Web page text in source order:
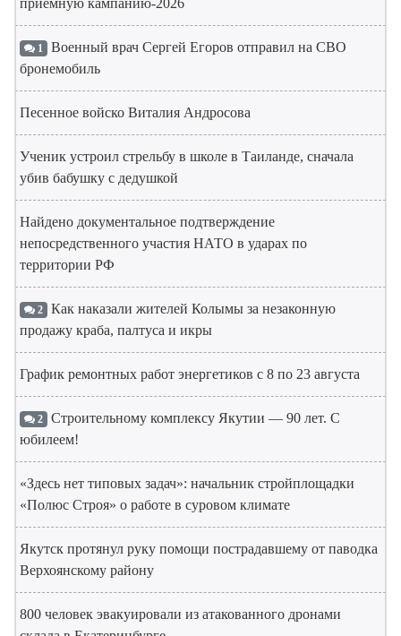
приемную кампанию-2026
1 Военный врач Сергей Егоров отправил на СВО
бронемобиль
Песенное войско Виталия Андросова
Ученик устроил стрельбу в школе в Таиланде, сначала
убив бабушку с дедушкой
Найдено документальное подтверждение
непосредственного участия НАТО в ударах по
территории РФ
2 Как наказали жителей Колымы за незаконную
продажу краба, палтуса и икры
График ремонтных работ энергетиков с 8 по 23 августа
2 Строительному комплексу Якутии — 90 лет. С
юбилеем!
«Здесь нет типовых задач»: начальник стройплощадки
«Полюс Строя» о работе в суровом климате
Якутск протянул руку помощи пострадавшему от паводка
Верхоянскому району
800 человек эвакуировали из атакованного дронами